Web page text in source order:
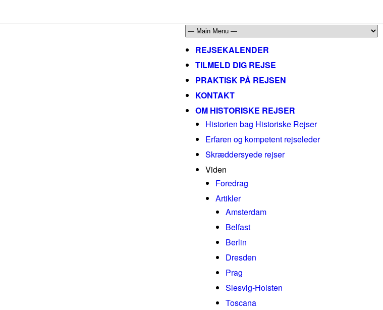
REJSEKALENDER
TILMELD DIG REJSE
PRAKTISK PÅ REJSEN
KONTAKT
OM HISTORISKE REJSER
Historien bag Historiske Rejser
Erfaren og kompetent rejseleder
Skræddersyede rejser
Viden
Foredrag
Artikler
Amsterdam
Belfast
Berlin
Dresden
Prag
Slesvig-Holsten
Toscana